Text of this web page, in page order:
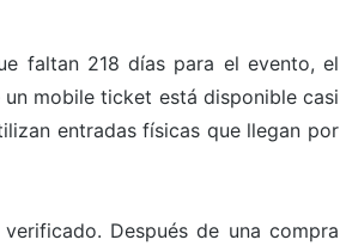
faltan 218 días para el evento, el
mobile ticket está disponible casi
entradas físicas que llegan por
Después de una compra